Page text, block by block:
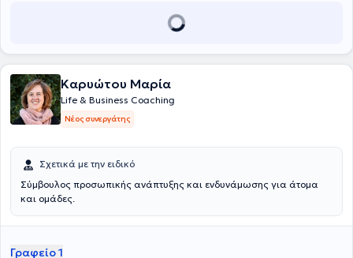
Καρυώτου Μαρία
Life & Business Coaching
Νέος συνεργάτης
Σχετικά με την ειδικό
Σύμβουλος προσωπικής ανάπτυξης και ενδυνάμωσης για άτομα
και ομάδες.
Γραφείο 1